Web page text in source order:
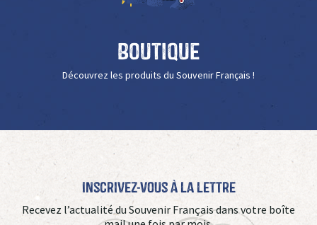
Boutique
Découvrez les produits du Souvenir Français !
Inscrivez-vous à La Lettre
Recevez l’actualité du Souvenir Français dans votre boîte